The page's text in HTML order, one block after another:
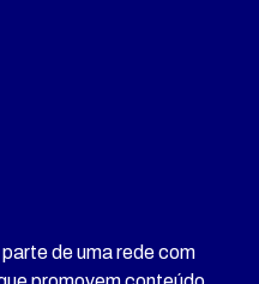
de uma rede com